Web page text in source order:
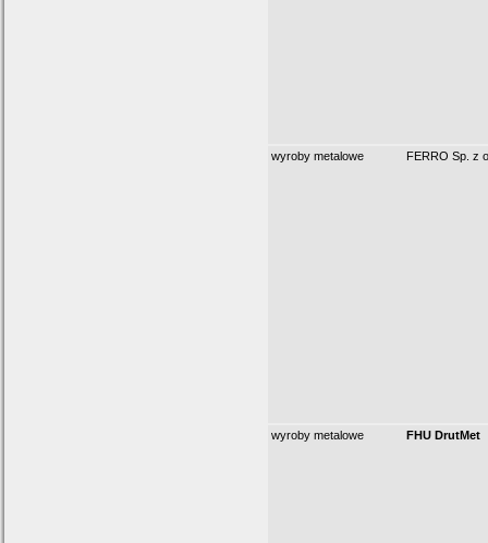
wyroby metalowe FERRO Sp. z
wyroby metalowe FHU DrutMet